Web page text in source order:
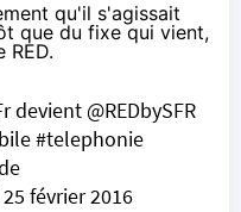
qu'il s'agissait
que du fixe qui vient,
RED.
devient @REDbySFR
#telephonie
25 février 2016